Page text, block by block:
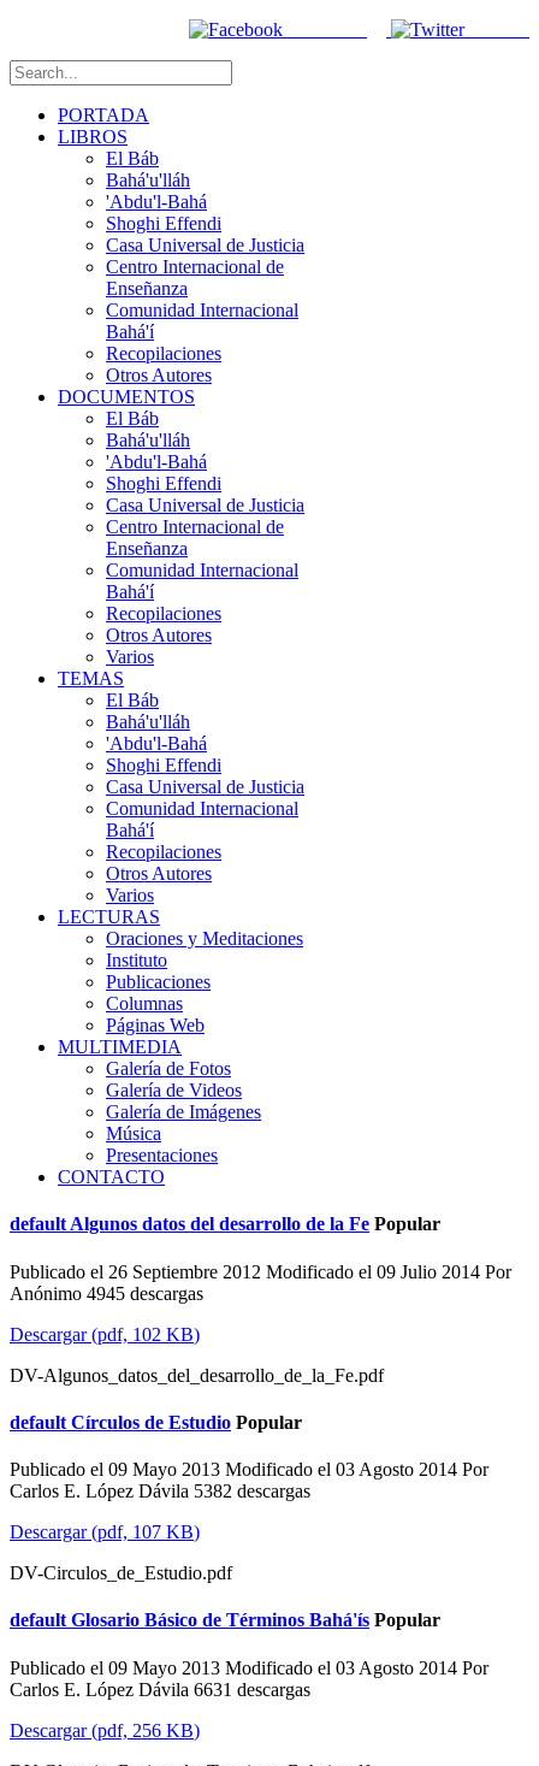
PORTADA
LIBROS
El Báb
Bahá'u'lláh
'Abdu'l-Bahá
Shoghi Effendi
Casa Universal de Justicia
Centro Internacional de
Enseñanza
Comunidad Internacional
Bahá'í
Recopilaciones
Otros Autores
DOCUMENTOS
El Báb
Bahá'u'lláh
'Abdu'l-Bahá
Shoghi Effendi
Casa Universal de Justicia
Centro Internacional de
Enseñanza
Comunidad Internacional
Bahá'í
Recopilaciones
Otros Autores
Varios
TEMAS
El Báb
Bahá'u'lláh
'Abdu'l-Bahá
Shoghi Effendi
Casa Universal de Justicia
Comunidad Internacional
Bahá'í
Recopilaciones
Otros Autores
Varios
LECTURAS
Oraciones y Meditaciones
Instituto
Publicaciones
Columnas
Páginas Web
MULTIMEDIA
Galería de Fotos
Galería de Videos
Galería de Imágenes
Música
Presentaciones
CONTACTO
default Algunos datos del desarrollo de la Fe Popular
Publicado el 26 Septiembre 2012 Modificado el 09 Julio 2014 Por
Anónimo 4945 descargas
Descargar(pdf, 102 KB)
DV-Algunos_datos_del_desarrollo_de_la_Fe.pdf
default Círculos de Estudio Popular
Publicado el 09 Mayo 2013 Modificado el 03 Agosto 2014 Por
Carlos E. López Dávila 5382 descargas
Descargar(pdf, 107 KB)
DV-Circulos_de_Estudio.pdf
default Glosario Básico de Términos Bahá'ís Popular
Publicado el 09 Mayo 2013 Modificado el 03 Agosto 2014 Por
Carlos E. López Dávila 6631 descargas
Descargar(pdf, 256 KB)